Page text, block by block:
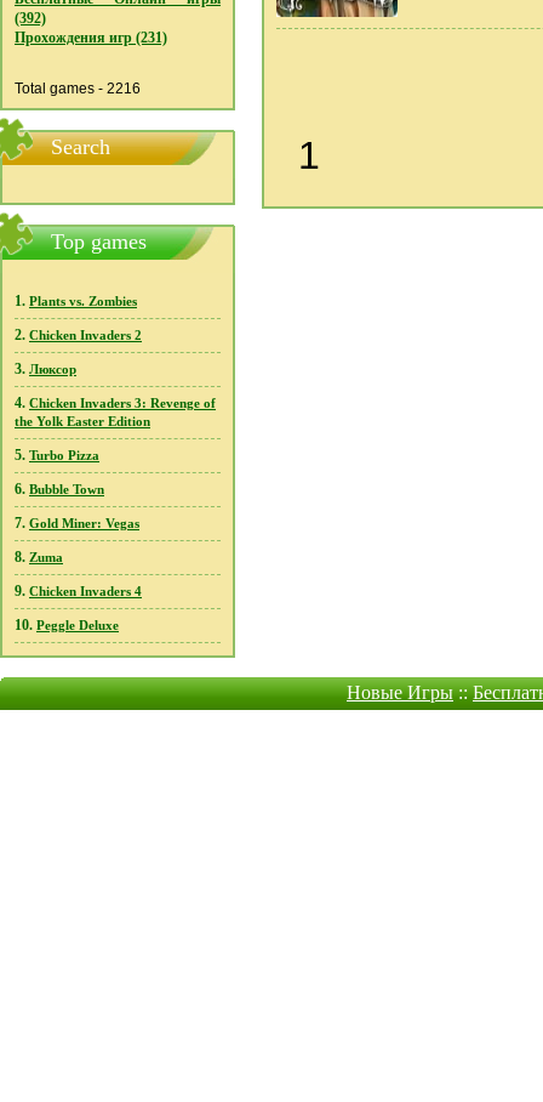
(392)
Прохождения игр (231)
Total games - 2216
Search
Top games
1. Plants vs. Zombies
2. Chicken Invaders 2
3. Люксор
4. Chicken Invaders 3: Revenge of
the Yolk Easter Edition
5. Turbo Pizza
6. Bubble Town
7. Gold Miner: Vegas
8. Zuma
9. Chicken Invaders 4
10. Peggle Deluxe
1
Новые Игры::